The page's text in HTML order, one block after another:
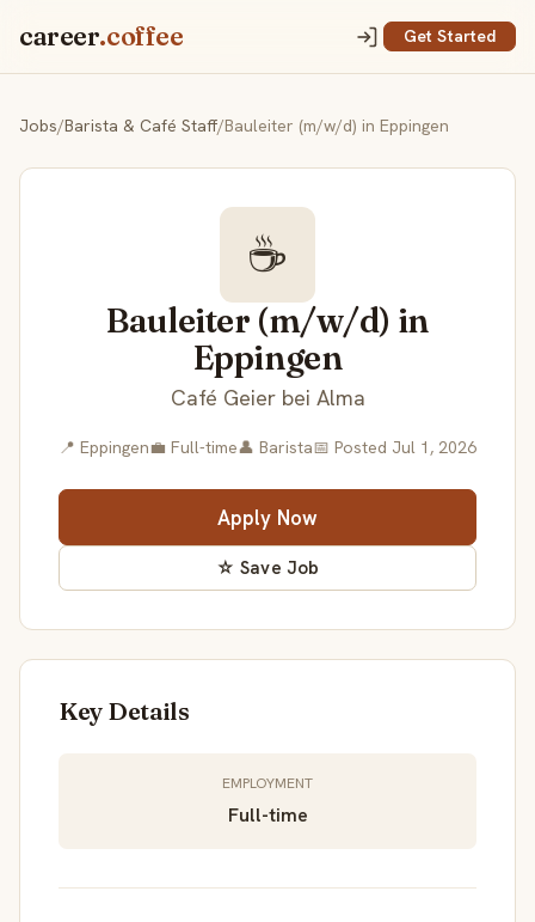
career.coffee Get Started
Jobs/Barista & Café Staff/Bauleiter (m/w/d) in Eppingen
☕
Bauleiter (m/w/d) in
Eppingen
Café Geier bei Alma
📍 Eppingen💼 Full-time👤 Barista📅 Posted Jul 1, 2026
Apply Now
☆ Save Job
Key Details
EMPLOYMENT
Full-time